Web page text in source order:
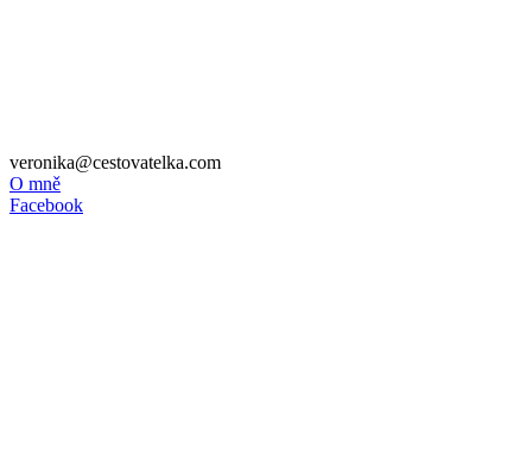
veronika@cestovatelka.com
O mně
Facebook